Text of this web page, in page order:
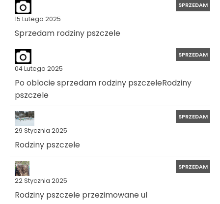
15 Lutego 2025
SPRZEDAM
Sprzedam rodziny pszczele
04 Lutego 2025
SPRZEDAM
Po oblocie sprzedam rodziny pszczeleRodziny
pszczele
29 Stycznia 2025
SPRZEDAM
Rodziny pszczele
22 Stycznia 2025
SPRZEDAM
Rodziny pszczele przezimowane ul